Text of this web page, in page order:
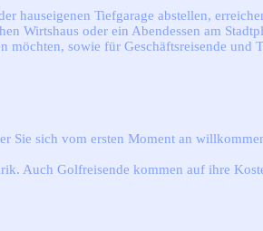
Tiefgarage abstellen,
Wirtshaus oder ein Abendessen am
sowie für Geschäftsreisende und
Sie sich vom ersten Moment an
Auch Golfreisende kommen auf ihre